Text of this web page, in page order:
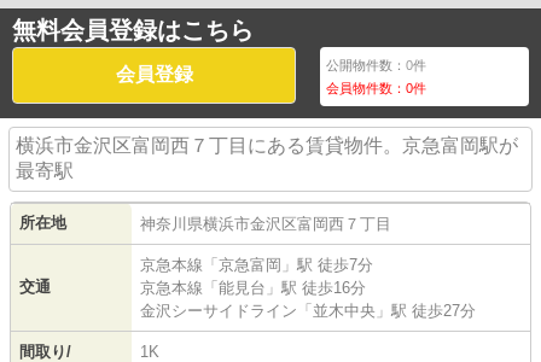
無料会員登録はこちら
会員登録 公開物件数：0件
会員物件数：0件
横浜市金沢区富岡西７丁目にある賃貸物件。京急富岡駅が
最寄駅
所在地 神奈川県横浜市金沢区富岡西 ７丁目
交通
京急本線 「 京急富岡 」駅 徒歩7分
京急本線 「 能見台 」駅 徒歩16分
金沢シーサイドライン 「 並木中央 」駅 徒歩27分
間取り/
1K